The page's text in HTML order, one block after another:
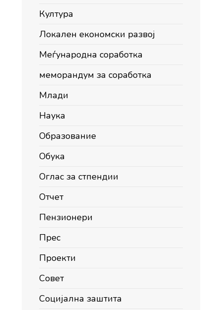
Култура
Локален економски развој
Меѓународна соработка
меморандум за соработка
Млади
Наука
Образование
Обука
Оглас за стпендии
Отчет
Пензионери
Прес
Проекти
Совет
Социјална заштита